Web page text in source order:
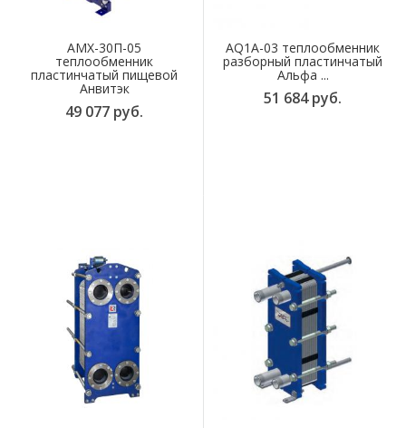
AMX-30П-05
теплообменник
пластинчатый пищевой
Анвитэк
49 077 руб.
AQ1A-03 теплообменник
разборный пластинчатый
Альфа ...
51 684 руб.